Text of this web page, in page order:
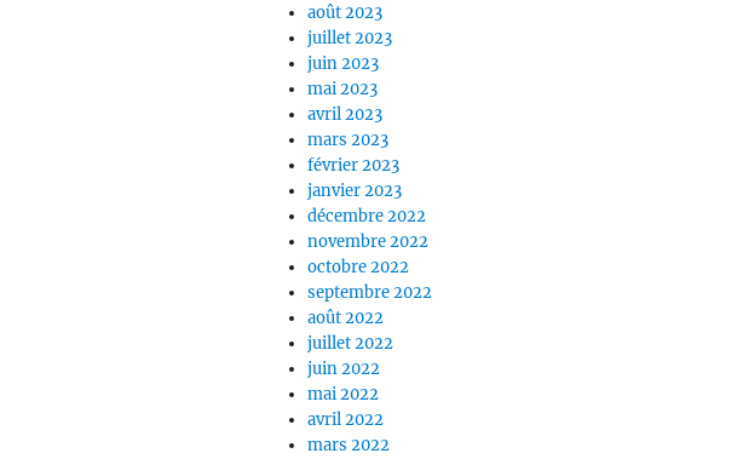
août 2023
juillet 2023
juin 2023
mai 2023
avril 2023
mars 2023
février 2023
janvier 2023
décembre 2022
novembre 2022
octobre 2022
septembre 2022
août 2022
juillet 2022
juin 2022
mai 2022
avril 2022
mars 2022